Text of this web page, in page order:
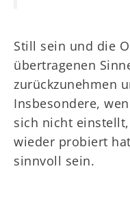
Still sein und die
übertragenen
zurückzunehmen
Insbesondere,
sich nicht
wieder probiert
sinnvoll sein.